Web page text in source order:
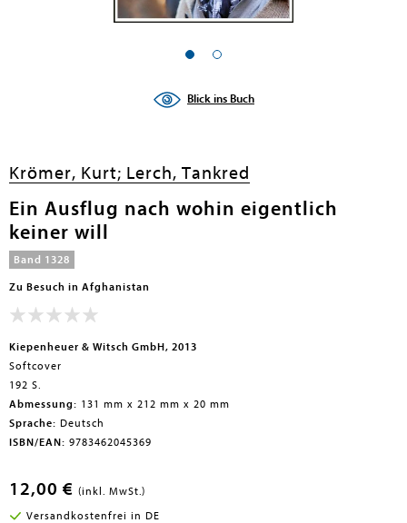
Blick ins Buch
Krömer, Kurt; Lerch, Tankred
Ein Ausflug nach wohin eigentlich
keiner will
Band 1328
Zu Besuch in Afghanistan
Kiepenheuer & Witsch GmbH, 2013
Softcover
192 S.
Abmessung: 131 mm x 212 mm x 20 mm
Sprache: Deutsch
ISBN/EAN: 9783462045369
12,00 € (inkl. MwSt.)
Versandkostenfrei in DE